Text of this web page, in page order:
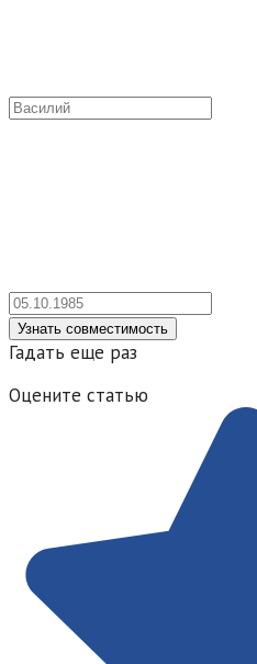
Гадать еще раз
Оцените статью